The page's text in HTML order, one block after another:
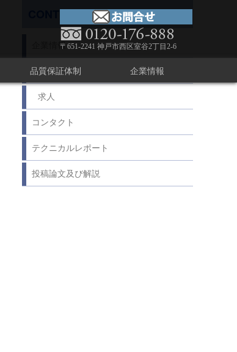
〒651-2241 神戸市西区室谷2丁目2-6
品質保証体制 企業情報
CONTENTS
企業情報
足あと
求人
コンタクト
テクニカルレポート
投稿論文及び解説